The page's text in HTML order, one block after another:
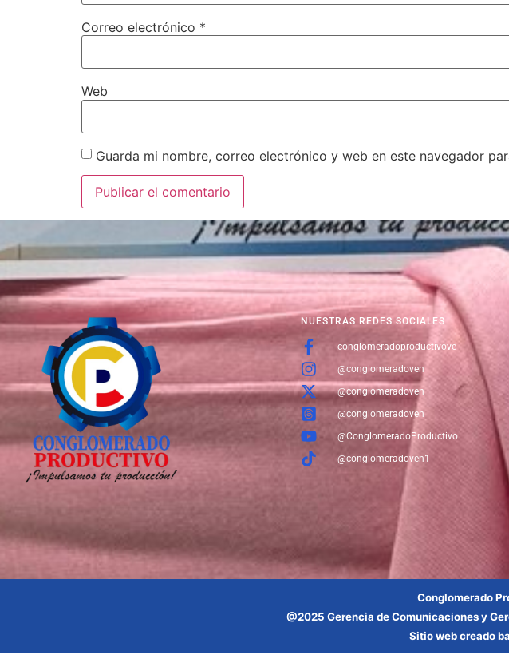
Correo electrónico *
Web
Guarda mi nombre, correo electrónico y web en este navegador
NUESTRAS REDES SOCIALES
conglomeradoproductivove
@conglomeradoven
@conglomeradoven
@conglomeradoven
@ConglomeradoProductivo
@conglomeradoven1
Conglomerado
@2025 Gerencia de Comunicaciones y
Sitio web creado